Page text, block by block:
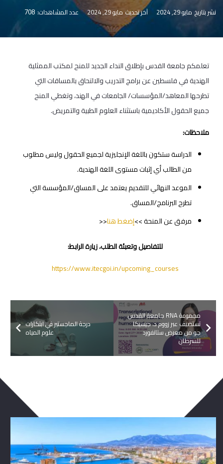
نشر بتاريخ مايو 29, 2024 آخر تحديث مايو 29, 2024 عدد المشاهدات: 708
تعلمكم جامعة القدس بإطلاق النداء الجديد للمنح لمكتب الممثلية
الهندية في فلسطين عن برامج التدريب والالتحاق بالمساقات التي
تطرحها المعاهد/المؤسسات/ الجامعات في الهند، وتغطي المنح
جميع الحقول الأكاديمية باستثناء العلوم الطبية والتمريض.
ملاحظات:
الدراسة ستكون باللغة الإنجليزية لجميع الحقول وليس مطلوب
من الطالب أي إثبات مستوى اللغة الهندية.
الموعد النهائي للتقديم يعتمد على المساق/المؤسسة التي
تطرح البرنامج/المساق.
مرفق عن المنحة >>إضغط هنا<<
للتفاصيل وتعبئة الطلب، زيارة الرابط:
https://www.itecgoi.in/upcoming_courses
درجة الماجستير في ابتكارات
علوم المياه
مجموعة RNA جامعة القدس
تستضيف عبر زووم د. جيسيكا
جو من معرض ستانفورد
للسرطان